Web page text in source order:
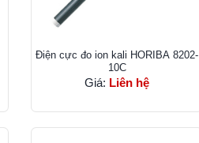
Điện cực đo ion kali HORIBA 8202-
10C
Giá: Liên hệ